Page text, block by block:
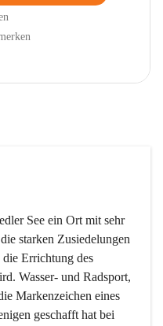
See ein Ort mit sehr
starken Zusiedelungen
Errichtung des
Wasser- und Radsport,
Markenzeichen eines
geschafft hat bei